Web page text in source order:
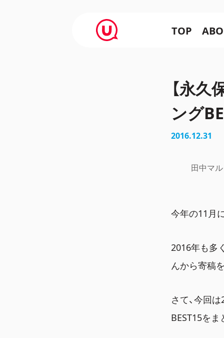
TOP
【永
ング
2016.12.31
田中マ
今年の11月
2016年も多
んから寄稿
さて、今回
BEST15を